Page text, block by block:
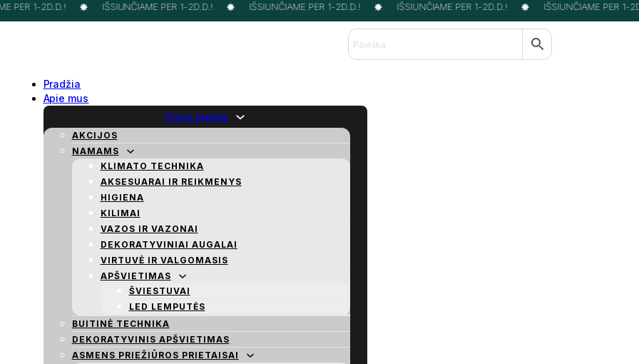
PER 1-2D.D.! IŠSIUNČIAME PER 1-2D.D.! IŠSIUNČIAME PER 1-2D.D.! IŠSIUNČIAME PER 1-2D.D.! IŠSIUNČIAME PER 1-
Pradžia
Apie mus
Visos prekės
AKCIJOS
NAMAMS
KLIMATO TECHNIKA
AKSESUARAI IR REIKMENYS
HIGIENA
KILIMAI
VAZOS IR VAZONAI
DEKORATYVINIAI AUGALAI
VIRTUVĖ IR VALGOMASIS
APŠVIETIMAS
ŠVIESTUVAI
LED LEMPUTĖS
BUITINĖ TECHNIKA
DEKORATYVINIS APŠVIETIMAS
ASMENS PRIEŽIŪROS PRIETAISAI